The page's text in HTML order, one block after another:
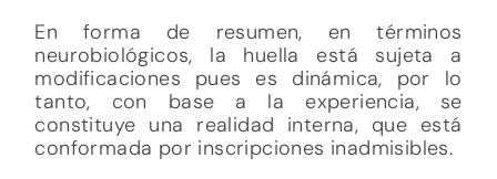
En forma de resumen, en términos
neurobiológicos, la huella está sujeta a
modificaciones pues es dinámica, por lo
tanto, con base a la experiencia, se
constituye una realidad interna, que está
conformada por inscripciones inadmisibles.